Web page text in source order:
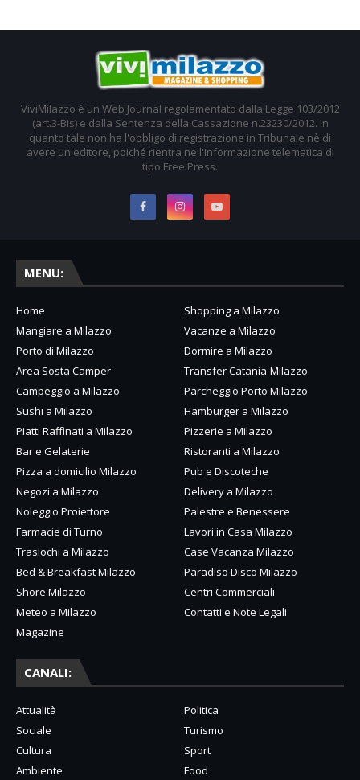
ViviMilazzo è un Web Journal regolamentato dalla Legge 103/2012
(art.3-Bis) e dalla Sentenza della Cassazione n.23230/2012. In
quanto tale non ha l'obbligo di registrazione in Tribunale nè di
avere un editore, poiché rientra nell'informazione telematica di
tipo Free Press.
MENU:
Home
Shopping a Milazzo
Mangiare a Milazzo
Vacanze a Milazzo
Porto di Milazzo
Dormire a Milazzo
Area Sosta Camper
Transfer Catania-Milazzo
Campeggio a Milazzo
Parcheggio Porto Milazzo
Sushi a Milazzo
Hamburger a Milazzo
Piatti Raffinati a Milazzo
Pizzerie a Milazzo
Bar e Gelaterie
Ristoranti a Milazzo
Pizza a domicilio Milazzo
Pub e Discoteche
Negozi a Milazzo
Delivery a Milazzo
Noleggio Proiettore
Palestre e Benessere
Farmacie di Turno
Lavori in Casa Milazzo
Traslochi a Milazzo
Case Vacanza Milazzo
Bed & Breakfast Milazzo
Paradiso Disco Milazzo
Shore Milazzo
Centri Commerciali
Meteo a Milazzo
Contatti e Note Legali
Magazine
CANALI:
Attualità
Politica
Sociale
Turismo
Cultura
Sport
Ambiente
Food